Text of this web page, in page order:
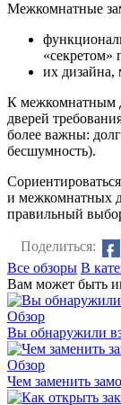
Межкомнатные
«секретом»
их дизайна,
К межкомнатным
дверей
более важны:
бесшумность).
и межкомнатных
правильный
Поделиться:
Все обзоры В
Вам может быть
Обзор
Вы обнаружили
Обзор
Чем заменить